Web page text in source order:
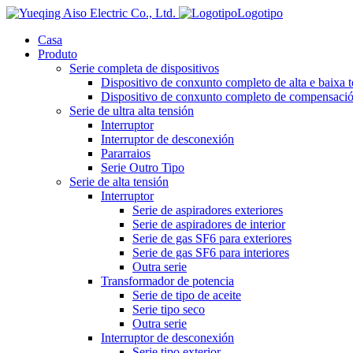
Logotipo
Casa
Produto
Serie completa de dispositivos
Dispositivo de conxunto completo de alta e baixa
Dispositivo de conxunto completo de
Serie de ultra alta tensión
Interruptor
Interruptor de desconexión
Pararraios
Serie Outro Tipo
Serie de alta tensión
Interruptor
Serie de aspiradores exteriores
Serie de aspiradores de interior
Serie de gas SF6 para exteriores
Serie de gas SF6 para interiores
Outra serie
Transformador de potencia
Serie de tipo de aceite
Serie tipo seco
Outra serie
Interruptor de desconexión